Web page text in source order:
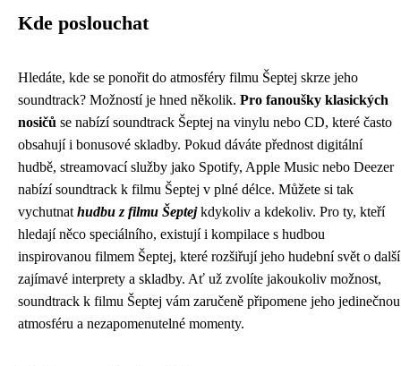
Kde poslouchat
Hledáte, kde se ponořit do atmosféry filmu Šeptej skrze jeho
soundtrack? Možností je hned několik. Pro fanoušky klasických
nosičů se nabízí soundtrack Šeptej na vinylu nebo CD, které často
obsahují i bonusové skladby. Pokud dáváte přednost digitální
hudbě, streamovací služby jako Spotify, Apple Music nebo Deezer
nabízí soundtrack k filmu Šeptej v plné délce. Můžete si tak
vychutnat hudbu z filmu Šeptejkdykoliv a kdekoliv. Pro ty, kteří
hledají něco speciálního, existují i kompilace s hudbou
inspirovanou filmem Šeptej, které rozšiřují jeho hudební svět o další
zajímavé interprety a skladby. Ať už zvolíte jakoukoliv možnost,
soundtrack k filmu Šeptej vám zaručeně připomene jeho jedinečnou
atmosféru a nezapomenutelné momenty.